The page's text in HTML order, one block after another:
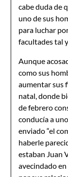
cabe duda de
uno de sus
para luchar
facultades tal
Aunque
como sus
aumentar sus
natal, donde
de febrero
conducía a
enviado “el
haberle
estaban Juan
avecindado